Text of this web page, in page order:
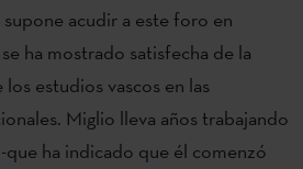
acudir a este foro en
ha mostrado satisfecha de la
estudios vascos en las
Miglio lleva años trabajando
-que ha indicado que él comenzó